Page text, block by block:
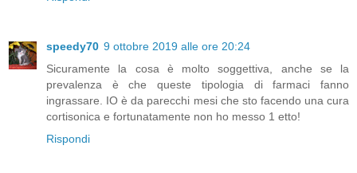
speedy70 9 ottobre 2019 alle ore 20:24
Sicuramente la cosa è molto soggettiva, anche se la
prevalenza è che queste tipologia di farmaci fanno
ingrassare. IO è da parecchi mesi che sto facendo una cura
cortisonica e fortunatamente non ho messo 1 etto!
Rispondi